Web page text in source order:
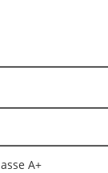
A+